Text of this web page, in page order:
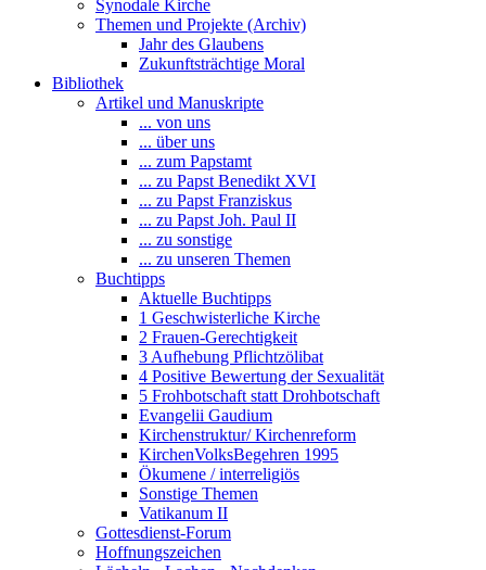
Synodale Kirche
Themen und Projekte (Archiv)
Jahr des Glaubens
Zukunftsträchtige Moral
Bibliothek
Artikel und Manuskripte
... von uns
... über uns
... zum Papstamt
... zu Papst Benedikt XVI
... zu Papst Franziskus
... zu Papst Joh. Paul II
... zu sonstige
... zu unseren Themen
Buchtipps
Aktuelle Buchtipps
1 Geschwisterliche Kirche
2 Frauen-Gerechtigkeit
3 Aufhebung Pflichtzölibat
4 Positive Bewertung der Sexualität
5 Frohbotschaft statt Drohbotschaft
Evangelii Gaudium
Kirchenstruktur/ Kirchenreform
KirchenVolksBegehren 1995
Ökumene / interreligiös
Sonstige Themen
Vatikanum II
Gottesdienst-Forum
Hoffnungszeichen